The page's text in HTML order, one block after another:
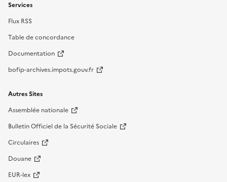
Services
Flux RSS
Table de concordance
Documentation
bofip-archives.impots.gouv.fr
Autres Sites
Assemblée nationale
Bulletin Officiel de la Sécurité Sociale
Circulaires
Douane
EUR-lex